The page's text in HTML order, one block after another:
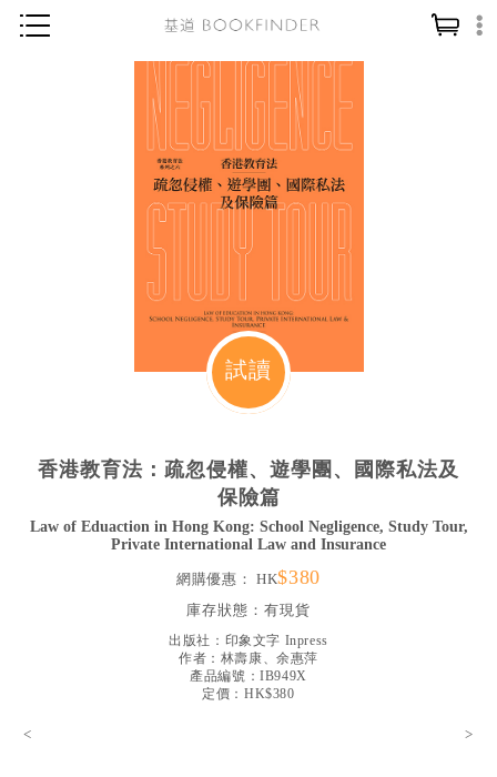
神學／教義
讀經／研經
信仰入門
靈修／禱告
信徒生活
哲學／宗教比較
見證／傳記
試讀
香港教育法：疏忽侵權、遊學團、國際私法及
保險篇
Law of Eduaction in Hong Kong: School Negligence, Study Tour,
Private International Law and Insurance
網購優惠： HK$380
庫存狀態： 有現貨
出版社： 印象文字 Inpress
作者： 林壽康、余惠萍
產品編號：IB949X
定價：HK$380
< >